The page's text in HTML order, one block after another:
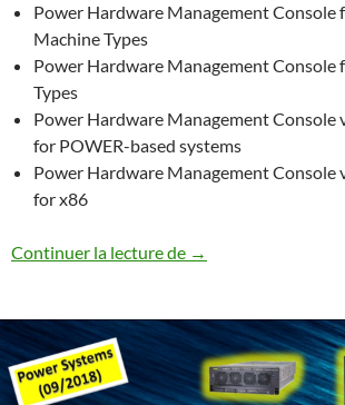
Power Hardware Management
Machine Types
Power Hardware Management Console
Types
Power Hardware Management Console
for POWER-based systems
Power Hardware Management Console
for x86
Continuer la lecture de Les différentes HMC
→